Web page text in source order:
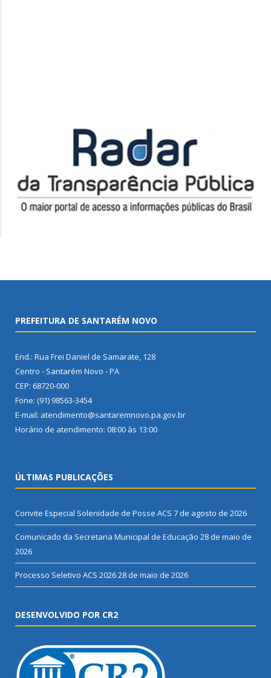
PREFEITURA DE SANTARÉM NOVO
End.: Rua Frei Daniel de Samarate, 128
Centro - Santarém Novo - PA
CEP: 68720-000
Fone: (91) 98563-3454
E-mail: atendimento@santaremnovo.pa.gov.br
Horário de atendimento: 08:00 às 13:00
ÚLTIMAS PUBLICAÇÕES
Convite Especial Solenidade de Posse ACS 7 de agosto de 2026
Comunicado da Secretaria Municipal de Educação 28 de maio de
2026
Processo Seletivo ACS 202628 de maio de 2026
DESENVOLVIDO POR CR2